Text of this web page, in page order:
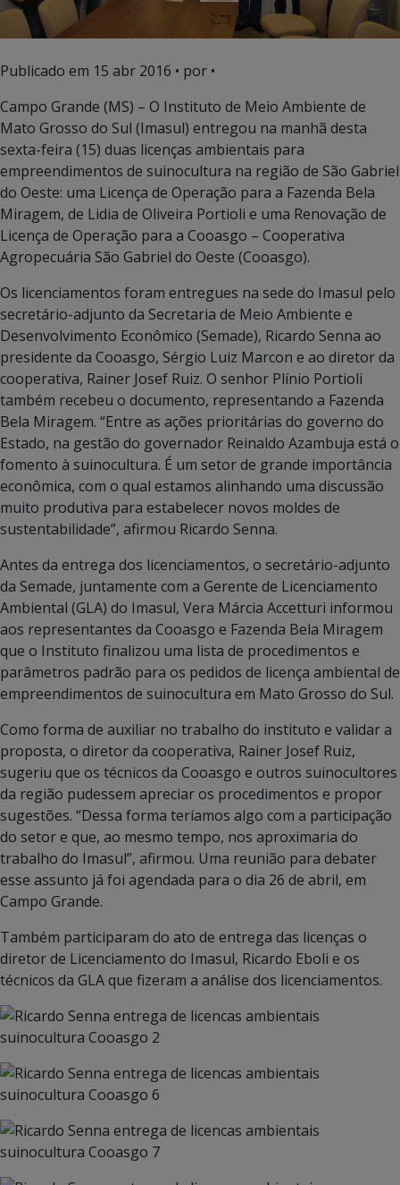
Publicado em 15 abr 2016 • por •
Campo Grande (MS) – O Instituto de Meio Ambiente de
Mato Grosso do Sul (Imasul) entregou na manhã desta
sexta-feira (15) duas licenças ambientais para
empreendimentos de suinocultura na região de São Gabriel
do Oeste: uma Licença de Operação para a Fazenda Bela
Miragem, de Lidia de Oliveira Portioli e uma Renovação de
Licença de Operação para a Cooasgo – Cooperativa
Agropecuária São Gabriel do Oeste (Cooasgo).
Os licenciamentos foram entregues na sede do Imasul pelo
secretário-adjunto da Secretaria de Meio Ambiente e
Desenvolvimento Econômico (Semade), Ricardo Senna ao
presidente da Cooasgo, Sérgio Luiz Marcon e ao diretor da
cooperativa, Rainer Josef Ruiz. O senhor Plínio Portioli
também recebeu o documento, representando a Fazenda
Bela Miragem. “Entre as ações prioritárias do governo do
Estado, na gestão do governador Reinaldo Azambuja está o
fomento à suinocultura. É um setor de grande importância
econômica, com o qual estamos alinhando uma discussão
muito produtiva para estabelecer novos moldes de
sustentabilidade”, afirmou Ricardo Senna.
Antes da entrega dos licenciamentos, o secretário-adjunto
da Semade, juntamente com a Gerente de Licenciamento
Ambiental (GLA) do Imasul, Vera Márcia Accetturi informou
aos representantes da Cooasgo e Fazenda Bela Miragem
que o Instituto finalizou uma lista de procedimentos e
parâmetros padrão para os pedidos de licença ambiental de
empreendimentos de suinocultura em Mato Grosso do Sul.
Como forma de auxiliar no trabalho do instituto e validar a
proposta, o diretor da cooperativa, Rainer Josef Ruiz,
sugeriu que os técnicos da Cooasgo e outros suinocultores
da região pudessem apreciar os procedimentos e propor
sugestões. “Dessa forma teríamos algo com a participação
do setor e que, ao mesmo tempo, nos aproximaria do
trabalho do Imasul”, afirmou. Uma reunião para debater
esse assunto já foi agendada para o dia 26 de abril, em
Campo Grande.
Também participaram do ato de entrega das licenças o
diretor de Licenciamento do Imasul, Ricardo Eboli e os
técnicos da GLA que fizeram a análise dos licenciamentos.